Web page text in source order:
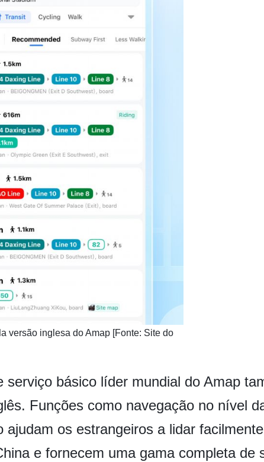
versão inglesa do Amap [Fonte: Site do
básico líder mundial do Amap
Funções como navegação no nível
os estrangeiros a lidar
e fornecem uma gama completa de